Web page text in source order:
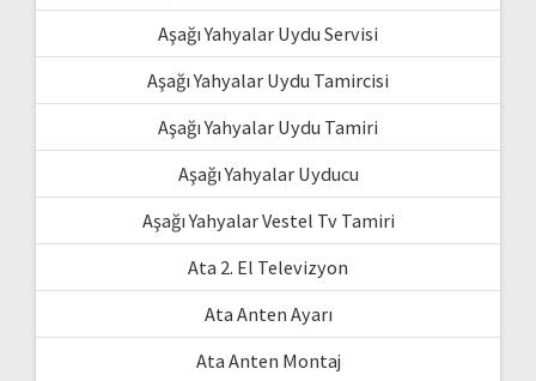
Aşağı Yahyalar Uydu Servisi
Aşağı Yahyalar Uydu Tamircisi
Aşağı Yahyalar Uydu Tamiri
Aşağı Yahyalar Uyducu
Aşağı Yahyalar Vestel Tv Tamiri
Ata 2. El Televizyon
Ata Anten Ayarı
Ata Anten Montaj